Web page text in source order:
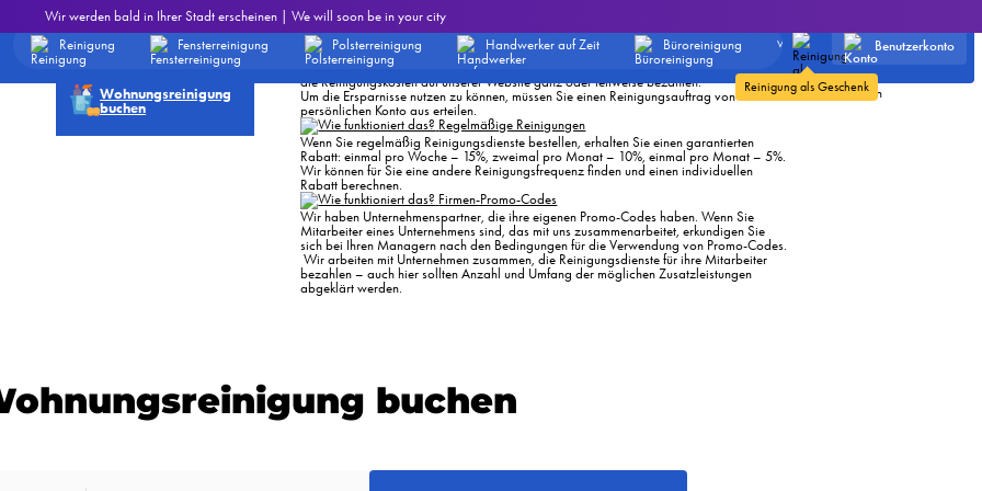
Wir werden bald in Ihrer Stadt erscheinen | We will soon be in your city
Reinigung Fensterreinigung Polsterreinigung Handwerker auf Zeit Büroreinigung Weitere
Reinigung als Geschenk
Benutzerkonto
bei
Fensterreinigung
bestellen
Wohnungsreinigung
buchen
Andere
häufig
gestellte
Fragen
Senden Sie Ihren persönlichen Empfehlungscode. Dies kann über die unten stehenden
Links zu sozialen Medien oder Messenger erfolgen oder einfach durch Kopieren des
Codes. Sobald ein Reinigungsauftrag mit diesem Code erteilt wurde, erhalten Sie und
der neue Kunde jeweils 25 Euro auf Ihr persönliches Konto. Mit diesem Geld können Sie
die Reinigungskosten auf unserer Website ganz oder teilweise bezahlen.
Um die Ersparnisse nutzen zu können, müssen Sie einen Reinigungsauftrag von Ihrem
persönlichen Konto aus erteilen.
Regelmäßige Reinigungen
Wenn Sie regelmäßig Reinigungsdienste bestellen, erhalten Sie einen garantierten
Rabatt: einmal pro Woche – 15%, zweimal pro Monat – 10%, einmal pro Monat – 5%.
Wir können für Sie eine andere Reinigungsfrequenz finden und einen individuellen
Rabatt berechnen.
Firmen-Promo-Codes
Wir haben Unternehmenspartner, die ihre eigenen Promo-Codes haben. Wenn Sie
Mitarbeiter eines Unternehmens sind, das mit uns zusammenarbeitet, erkundigen Sie
sich bei Ihren Managern nach den Bedingungen für die Verwendung von Promo-Codes.
Wir arbeiten mit Unternehmen zusammen, die Reinigungsdienste für ihre Mitarbeiter
bezahlen – auch hier sollten Anzahl und Umfang der möglichen Zusatzleistungen
abgeklärt werden.
automatischen Antworten
- stellen Sie eine Frage
und Sie erhalten eine
schnelle Antwort von
einem Menschen
buchen